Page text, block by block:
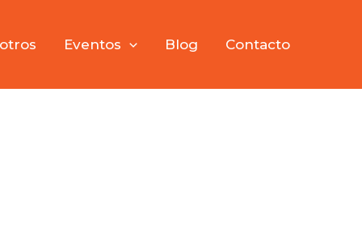
Eventos Blog Contacto